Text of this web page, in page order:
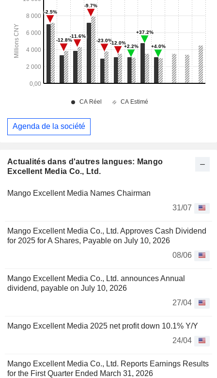
Actualités dans d'autres langues: Mango
Excellent Media Co., Ltd.
Mango Excellent Media Names Chairman
31/07
Mango Excellent Media Co., Ltd. Approves Cash Dividend
for 2025 for A Shares, Payable on July 10, 2026
08/06
Mango Excellent Media Co., Ltd. announces Annual
dividend, payable on July 10, 2026
27/04
Mango Excellent Media 2025 net profit down 10.1% Y/Y
24/04
Mango Excellent Media Co., Ltd. Reports Earnings Results
for the First Quarter Ended March 31, 2026
Agenda de la société